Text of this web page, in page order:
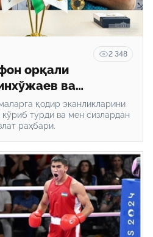
2 348
орқали
ва
билан
қодир эканликларини
турди ва мен сизлардан
раҳбари.